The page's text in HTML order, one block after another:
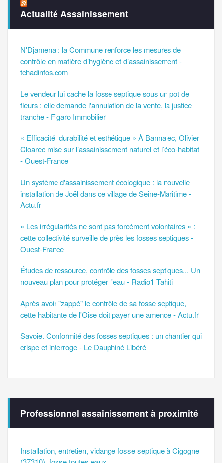
Actualité Assainissement
N'Djamena : la Commune renforce les mesures de
contrôle en matière d’hygiène et d’assainissement -
tchadinfos.com
Le vendeur lui cache la fosse septique sous un pot de
fleurs : elle demande l'annulation de la vente, la justice
tranche - Figaro Immobilier
« Efficacité, durabilité et esthétique » À Bannalec, Olivier
Cloarec mise sur l’assainissement naturel et l’éco-habitat
- Ouest-France
Un système d'assainissement écologique : la nouvelle
installation de Joël dans ce village de Seine-Maritime -
Actu.fr
« Les irrégularités ne sont pas forcément volontaires » :
cette collectivité surveille de près les fosses septiques -
Ouest-France
Études de ressource, contrôle des fosses septiques... Un
nouveau plan pour protéger l'eau - Radio1 Tahiti
Après avoir "zappé" le contrôle de sa fosse septique,
cette habitante de l'Oise doit payer une amende - Actu.fr
Savoie. Conformité des fosses septiques : un chantier qui
crispe et interroge - Le Dauphiné Libéré
Professionnel assainissement à proximité
Installation, entretien, vidange fosse septique à Cigogne